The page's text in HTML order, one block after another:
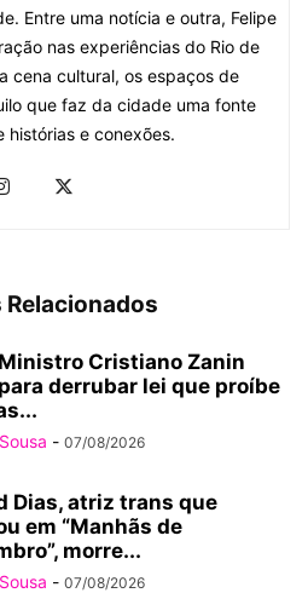
Entre uma notícia e outra, Felipe
nas experiências do Rio de
cena cultural, os espaços de
que faz da cidade uma fonte
histórias e conexões.
Cristiano Zanin
derrubar lei que proíbe
- 07/08/2026
Dias, atriz trans que
em “Manhãs de
morre...
- 07/08/2026